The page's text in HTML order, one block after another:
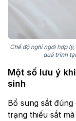
Chế độ nghỉ ngơi hợp
quá trình
Một số lưu ý
sinh
Bổ sung sắt
trạng thiếu sắt